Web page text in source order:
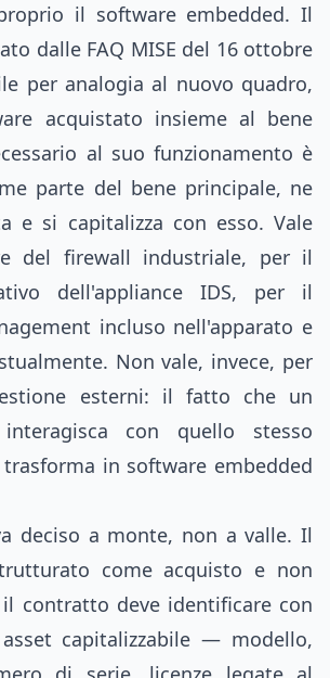
il software embedded. Il
dalle FAQ MISE del 16 ottobre
per analogia al nuovo quadro,
acquistato insieme al bene
al suo funzionamento è
parte del bene principale, ne
e si capitalizza con esso. Vale
del firewall industriale, per il
dell'appliance IDS, per il
incluso nell'apparato e
Non vale, invece, per
esterni: il fatto che un
interagisca con quello stesso
in software embedded
deciso a monte, non a valle. Il
come acquisto e non
il contratto deve identificare con
capitalizzabile — modello,